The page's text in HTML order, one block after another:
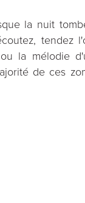
la nuit
tendez
la mélodie
de ces